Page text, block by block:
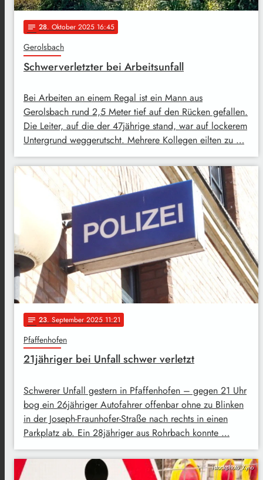
notes 28. Oktober 2025 16:45
Gerolsbach
Schwerverletzter bei Arbeitsunfall
Bei Arbeiten an einem Regal ist ein Mann aus
Gerolsbach rund 2,5 Meter tief auf den Rücken gefallen.
Die Leiter, auf die der 47jährige stand, war auf lockerem
Untergrund weggerutscht. Mehrere Kollegen eilten zu …
notes 23. September 2025 11:21
Pfaffenhofen
21jähriger bei Unfall schwer verletzt
Schwerer Unfall gestern in Pfaffenhofen – gegen 21 Uhr
bog ein 26jähriger Autofahrer offenbar ohne zu Blinken
in der Joseph-Fraunhofer-Straße nach rechts in einen
Parkplatz ab. Ein 28jähriger aus Rohrbach konnte …
istockphoto_Xyno